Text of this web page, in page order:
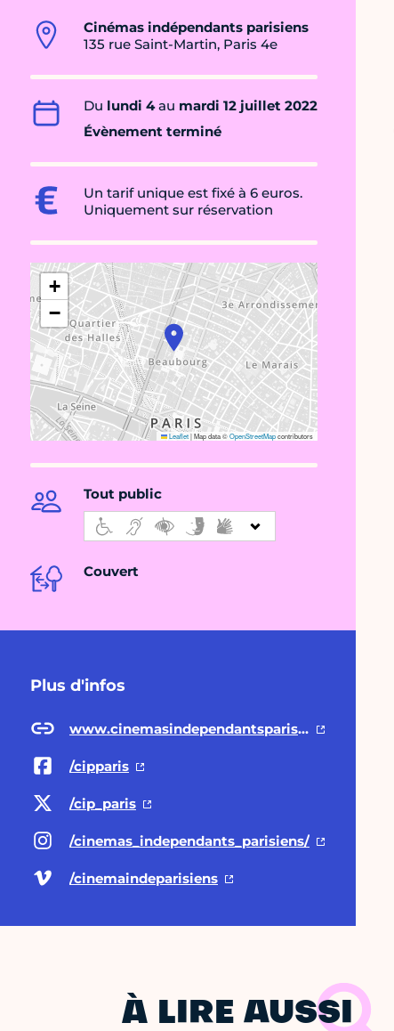
Cinémas indépendants parisiens
135 rue Saint-Martin, Paris 4e
Du lundi 4au mardi 12 juillet 2022
Évènement terminé
Un tarif unique est fixé à 6 euros.
Uniquement sur réservation
+
−
Leaflet|Map data ©OpenStreetMapcontributors
Tout public
Couvert
Plus d'infos
www.cinemasindependantsparisiens.fr
/cipparis
/cip_paris
/cinemas_independants_parisiens/
/cinemaindeparisiens
À LIRE AUSSI